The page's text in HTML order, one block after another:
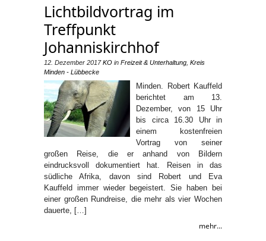
Lichtbildvortrag im
Treffpunkt
Johanniskirchhof
12. Dezember 2017 KO in Freizeit & Unterhaltung Kreis
Minden - Lübbecke
Minden. Robert Kauffeld
berichtet am 13.
Dezember, von 15 Uhr
bis circa 16.30 Uhr in
einem kostenfreien
Vortrag von seiner
großen Reise, die er anhand von Bildern
eindrucksvoll dokumentiert hat. Reisen in das
südliche Afrika, davon sind Robert und Eva
Kauffeld immer wieder begeistert. Sie haben bei
einer großen Rundreise, die mehr als vier Wochen
dauerte, […]
mehr...